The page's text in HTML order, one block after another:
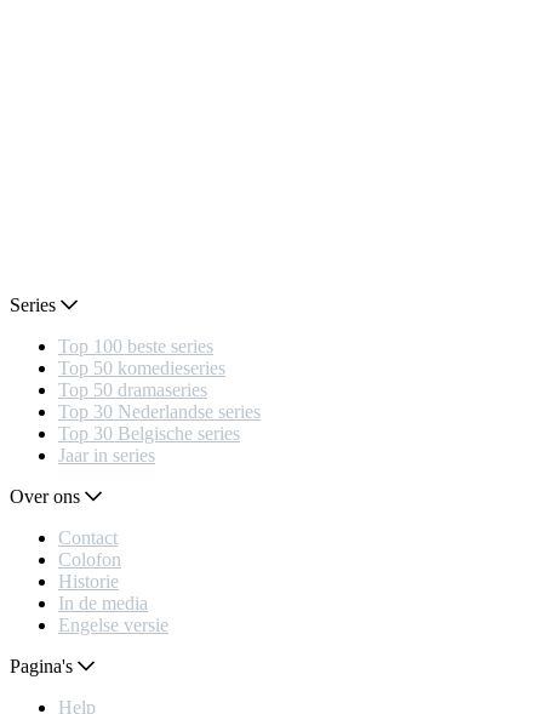
Series
Top 100 beste series
Top 50 komedieseries
Top 50 dramaseries
Top 30 Nederlandse series
Top 30 Belgische series
Jaar in series
Over ons
Contact
Colofon
Historie
In de media
Engelse versie
Pagina's
Help